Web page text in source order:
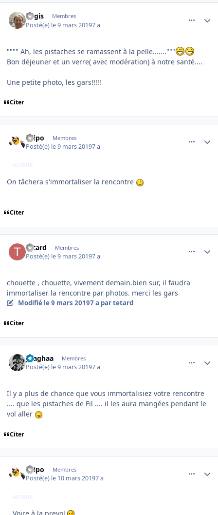
Regis Membres
Posté(e) le 9 mars 20197 a
"""" Ah, les pistaches se ramassent à la pelle......."""
Bon déjeuner et un verre( avec modération) à notre santé....
Une petite photo, les gars!!!!!
Citer
Filipo Membres
Posté(e) le 9 mars 20197 a
AUTEUR
On tâchera s'immortaliser la rencontre
Citer
tetard Membres
Posté(e) le 9 mars 20197 a
chouette , chouette, vivement demain.bien sur, il faudra
immortaliser la rencontre par photos. merci les gars
Modifié le 9 mars 20197 a par tetard
Citer
jlsaghaa Membres
Posté(e) le 9 mars 20197 a
Il y a plus de chance que vous immortalisiez votre rencontre
.... que les pistaches de Fil .... il les aura mangées pendant le
vol aller
Citer
Filipo Membres
Posté(e) le 10 mars 20197 a
AUTEUR